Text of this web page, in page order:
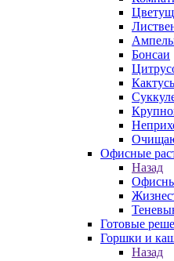
Бонсаи
Офисные
Назад
Готовые
Горшки и
Назад